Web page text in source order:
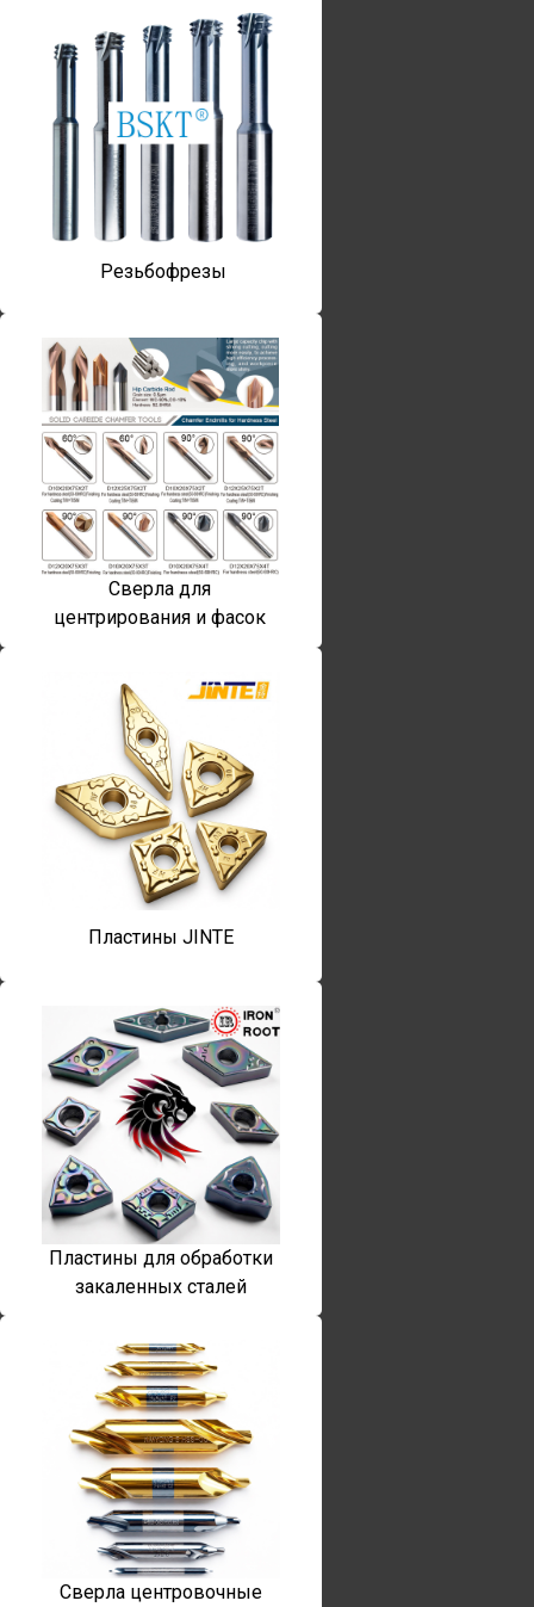
Резьбофрезы
Сверла для
центрирования и фасок
Пластины JINTE
Пластины для обработки
закаленных сталей
Сверла центровочные